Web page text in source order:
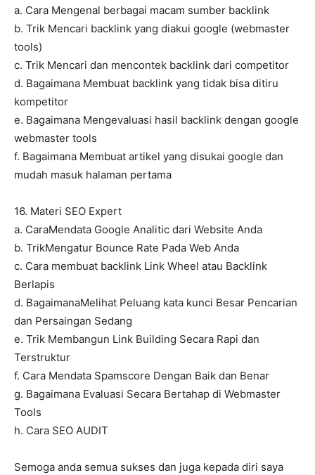
a. Cara Mengenal berbagai macam sumber backlink
b. Trik Mencari backlink yang diakui google (webmaster
tools)
c. Trik Mencari dan mencontek backlink dari competitor
d. Bagaimana Membuat backlink yang tidak bisa ditiru
kompetitor
e. Bagaimana Mengevaluasi hasil backlink dengan google
webmaster tools
f. Bagaimana Membuat artikel yang disukai google dan
mudah masuk halaman pertama
16. Materi SEO Expert
a. CaraMendata Google Analitic dari Website Anda
b. TrikMengatur Bounce Rate Pada Web Anda
c. Cara membuat backlink Link Wheel atau Backlink
Berlapis
d. BagaimanaMelihat Peluang kata kunci Besar Pencarian
dan Persaingan Sedang
e. Trik Membangun Link Building Secara Rapi dan
Terstruktur
f. Cara Mendata Spamscore Dengan Baik dan Benar
g. Bagaimana Evaluasi Secara Bertahap di Webmaster
Tools
h. Cara SEO AUDIT
Semoga anda semua sukses dan juga kepada diri saya